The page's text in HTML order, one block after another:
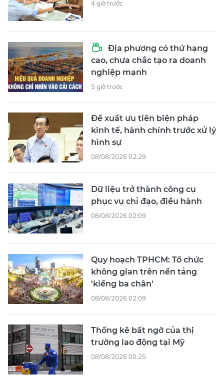
4 giờ trước
Địa phương có thứ hạng
cao, chưa chắc tạo ra doanh
nghiệp mạnh
5 giờ trước
Đề xuất ưu tiên biện pháp
kinh tế, hành chính trước xử lý
hình sự
08/08/2026 02:29
Dữ liệu trở thành công cụ
phục vụ chỉ đạo, điều hành
08/08/2026 02:09
Quy hoạch TPHCM: Tổ chức
không gian trên nền tảng
'kiềng ba chân'
08/08/2026 02:09
Thống kê bất ngờ của thị
trường lao động tại Mỹ
08/08/2026 00:25